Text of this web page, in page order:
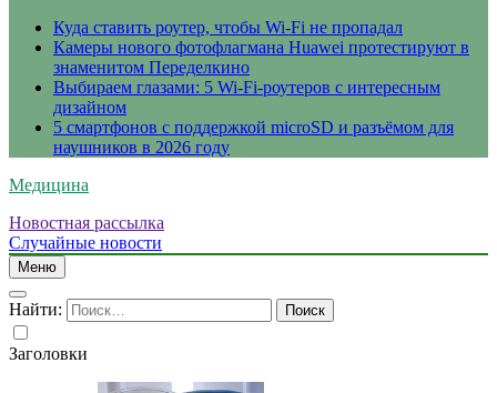
Куда ставить роутер, чтобы Wi-Fi не пропадал
Камеры нового фотофлагмана Huawei протестируют в
знаменитом Переделкино
Выбираем глазами: 5 Wi-Fi-роутеров с интересным
дизайном
5 смартфонов с поддержкой microSD и разъёмом для
наушников в 2026 году
Медицина
Новостная рассылка
Случайные новости
Меню
Найти:
Заголовки